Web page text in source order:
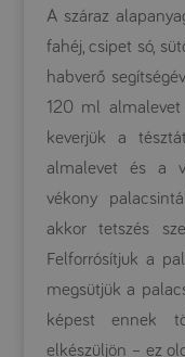
A száraz
fahéj, csipet só,
habverő
120 ml almalevet
keverjük a
almalevet és a
vékony
akkor tetszés
Felforrósítjuk a
megsütjük a
képest ennek
elkészüljön – ez